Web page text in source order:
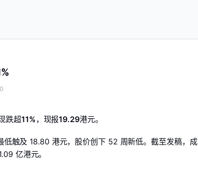
跌超11%，现报19.29港元。
低触及 18.80 港元，股价创下 52 周新低。截至发稿，
亿港元。